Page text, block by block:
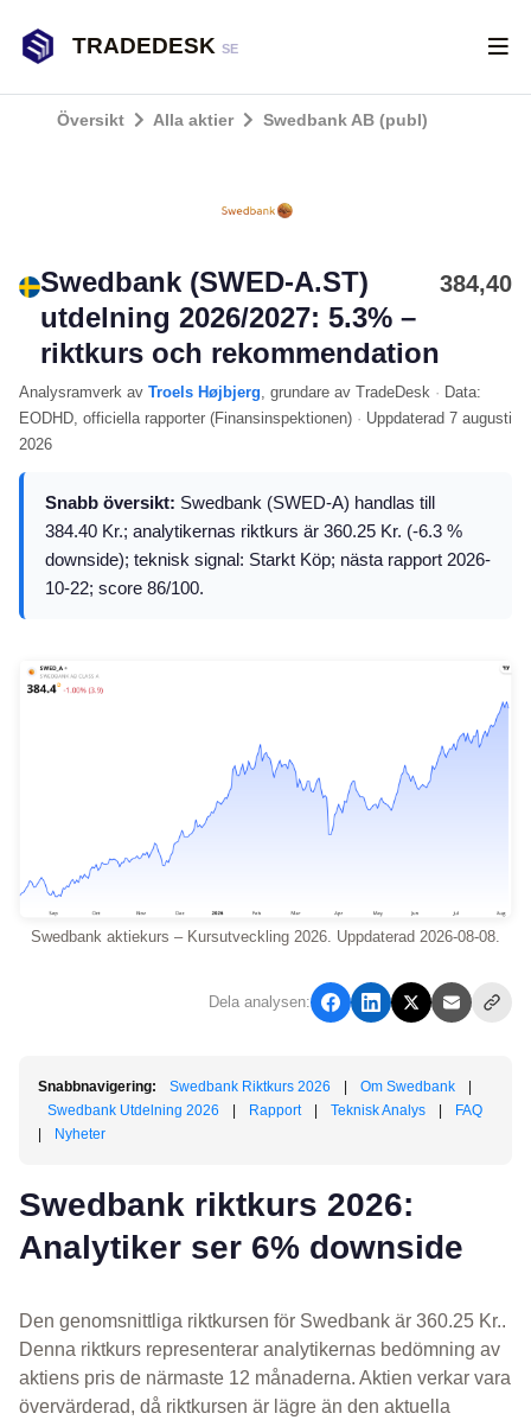
TRADEDESK SE
Översikt Alla aktier Swedbank AB (publ)
Swedbank (SWED-A.ST)
utdelning 2026/2027: 5.3% –
riktkurs och rekommendation
384,40
Analysramverk av Troels Højbjerg, grundare av TradeDesk · Data:
EODHD, officiella rapporter (Finansinspektionen) · Uppdaterad 7 augusti
2026
Snabb översikt: Swedbank (SWED-A) handlas till
384.40 Kr.; analytikernas riktkurs är 360.25 Kr. (-6.3 %
downside); teknisk signal: Starkt Köp; nästa rapport 2026-
10-22; score 86/100.
Swedbank aktiekurs – Kursutveckling 2026. Uppdaterad 2026-08-08.
Dela analysen:
Snabbnavigering: Swedbank Riktkurs 2026 Om Swedbank
Swedbank Utdelning 2026
Rapport Teknisk Analys
FAQ
Nyheter
Swedbank riktkurs 2026:
Analytiker ser 6% downside
Den genomsnittliga riktkursen för Swedbank är 360.25 Kr..
Denna riktkurs representerar analytikernas bedömning av
aktiens pris de närmaste 12 månaderna. Aktien verkar vara
övervärderad, då riktkursen är lägre än den aktuella